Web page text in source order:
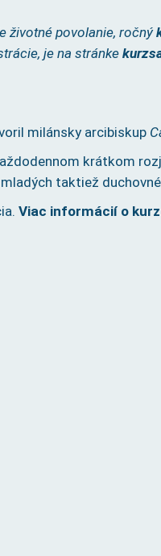
životné povolanie, ročný
je na stránke
milánsky arcibiskup
krátkom
taktiež
Viac informácií o